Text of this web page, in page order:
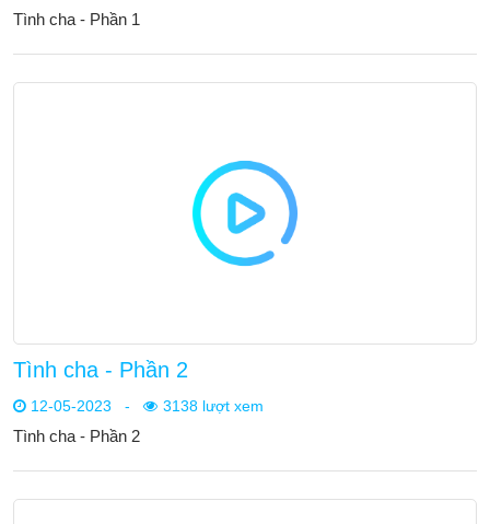
Tình cha - Phần 1
Tình cha - Phần 2
12-05-2023 - 3138 lượt xem
Tình cha - Phần 2